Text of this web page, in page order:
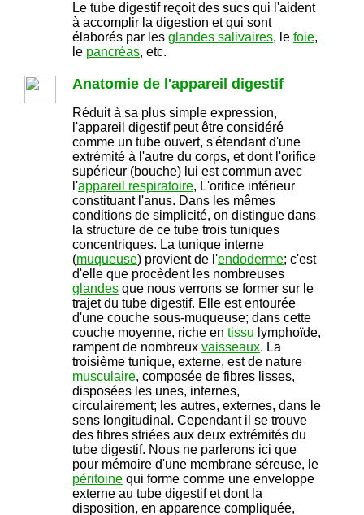
Le tube digestif reçoit des sucs qui l'aident
à accomplir la digestion et qui sont
élaborés par les glandes salivaires, le foie,
le pancréas, etc.
Anatomie de l'appareil digestif
Réduit à sa plus simple expression,
l'appareil digestif peut être considéré
comme un tube ouvert, s'étendant d'une
extrémité à l'autre du corps, et dont l'orifice
supérieur (bouche) lui est commun avec
l'appareil respiratoire, L'orifice inférieur
constituant l'anus. Dans les mêmes
conditions de simplicité, on distingue dans
la structure de ce tube trois tuniques
concentriques. La tunique interne
(muqueuse) provient de l'endoderme; c'est
d'elle que procèdent les nombreuses
glandes que nous verrons se former sur le
trajet du tube digestif. Elle est entourée
d'une couche sous-muqueuse; dans cette
couche moyenne, riche en tissu lymphoïde,
rampent de nombreux vaisseaux. La
troisième tunique, externe, est de nature
musculaire, composée de fibres lisses,
disposées les unes, internes,
circulairement; les autres, externes, dans le
sens longitudinal. Cependant il se trouve
des fibres striées aux deux extrémités du
tube digestif. Nous ne parlerons ici que
pour mémoire d'une membrane séreuse, le
péritoine qui forme comme une enveloppe
externe au tube digestif et dont la
disposition, en apparence compliquée,